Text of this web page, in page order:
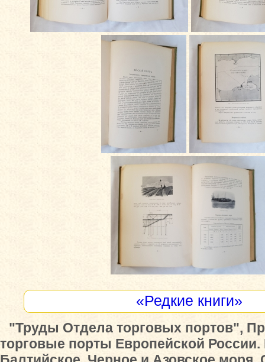
«Редкие книги»
"Труды Отдела торговых портов",
торговые порты Европейской России.